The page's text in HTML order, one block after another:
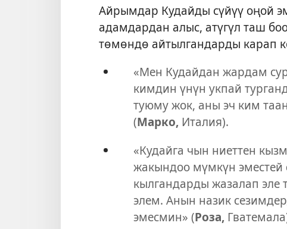
Айрымдар Кудайды сүйүү оңой
адамдардан алыс, атүгүл таш
төмөндө айтылгандарды карап
«Мен Кудайдан жардам
кимдин үнүн укпай
туюму жок, аны эч ким
(Марко, Италия).
«Кудайга чын ниеттен
жакындоо мүмкүн эместей
кылгандарды жазалап эле
элем. Анын назик
эмесмин» (Роза,